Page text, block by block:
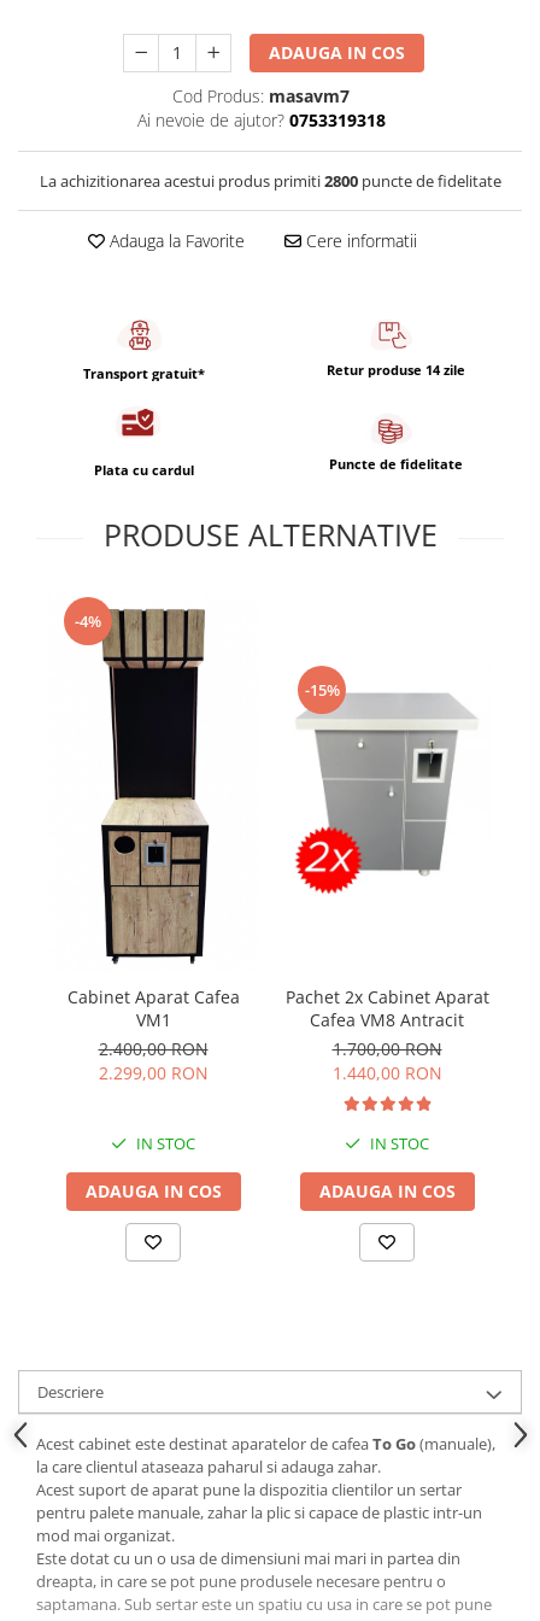
Cafea macinata
ADAUGA IN COS
Cod Produs: masavm7
Ai nevoie de ajutor? 0753319318
La achizitionarea acestui produs primiti2800puncte de fidelitate
Adauga la Favorite Cere informatii
Transport gratuit* Retur produse 14 zile
Plata cu cardul Puncte de fidelitate
PRODUSE ALTERNATIVE
-4%
Cabinet Aparat Cafea
VM1
2.400,00 RON
2.299,00 RON
IN STOC
ADAUGA IN COS
-15%
Pachet 2x Cabinet Aparat
Cafea VM8 Antracit
1.700,00 RON
1.440,00 RON
IN STOC
ADAUGA IN COS
Descriere
Acest cabinet este destinat aparatelor de cafeaTo Go(manuale),
la care clientul ataseaza paharul si adauga zahar.
Acest suport de aparat pune la dispozitia clientilor un sertar
pentru palete manuale, zahar la plic si capace de plastic intr-un
mod mai organizat.
Este dotat cu un o usa de dimensiuni mai mari in partea din
dreapta, in care se pot pune produsele necesare pentru o
saptamana. Sub sertar este un spatiu cu usa in care se pot pune